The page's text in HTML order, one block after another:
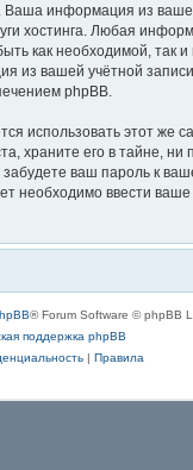
информация из
хостинга. Любая
как необходимой, так
вашей учётной
phpBB.
этот же
его в тайне,
ваш пароль к
ввести
® Forum Software © phpBB
поддержка phpBB
| Правила